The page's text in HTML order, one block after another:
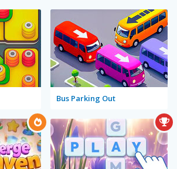
Bus Parking Out